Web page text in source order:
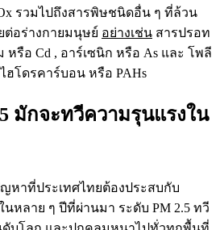
รวมไปถึงสารพิษชนิดอื่น ๆ ที่ล้วน
ต่อร่างกายมนุษย์ อย่างเช่น สารปรอท
หรือ Cd , อาร์เซนิก หรือ As และ โพลี
โดรคาร์บอน หรือ PAHs
มักจะทวีความรุนแรงใน
หาที่ประเทศไทยต้องประสบกับ
หลาย ๆ ปีที่ผ่านมา ระดับ PM 2.5 ทวี